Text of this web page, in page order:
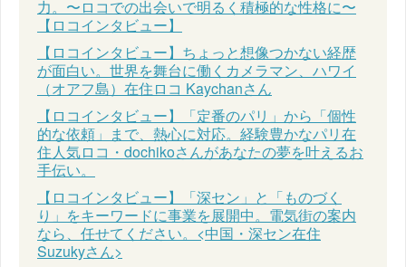
力。〜ロコでの出会いで明るく積極的な性格に〜
【ロコインタビュー】
【ロコインタビュー】ちょっと想像つかない経歴
が面白い。世界を舞台に働くカメラマン、ハワイ
（オアフ島）在住ロコ Kaychanさん
【ロコインタビュー】「定番のパリ」から「個性
的な依頼」まで、熱心に対応。経験豊かなパリ在
住人気ロコ・dochikoさんがあなたの夢を叶えるお
手伝い。
【ロコインタビュー】「深セン」と「ものづく
り」をキーワードに事業を展開中。電気街の案内
なら、任せてください。<中国・深セン在住
Suzukyさん>